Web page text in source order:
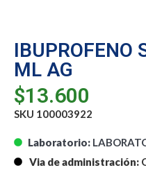
IBUPROFENO
ML AG
$13.600
SKU 100003922
Laboratorio:
Via de administración: